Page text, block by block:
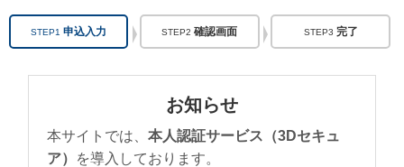
STEP1 申込入力 STEP2 確認画面 STEP3 完了
お知らせ
本サイトでは、本人認証サービス（3Dセキュ
ア） を導入しております。